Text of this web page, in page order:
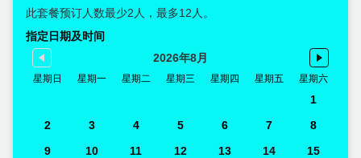
此套餐预订人数最少2人，最多12人。
指定日期及时间
2026年8月
星期日 星期一 星期二 星期三 星期四 星期五 星期六
1
2
3 4 5 6 7
8
9
10 11 12 13 14
15